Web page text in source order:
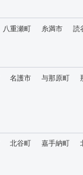
八重瀬町 糸満市 読
名護市 与那原町
北谷町 嘉手納町